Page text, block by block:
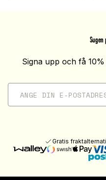
Sugen
Signa upp och få
Gratis